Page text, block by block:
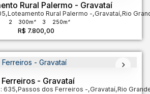
Rural Palermo - Gravataí
R$ 7.800,00
,Loteamento Rural Palermo ,Gravataí,Rio
2 300m² 3 250m²
- Gravataí
635,Passos dos Ferreiros ,Gravataí,Rio